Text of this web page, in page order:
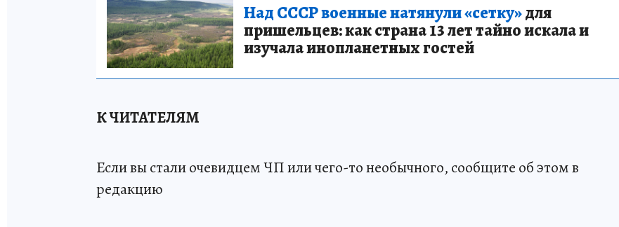
Над СССР военные натянули «сетку»для
пришельцев: как страна 13 лет тайно искала и
изучала инопланетных гостей
К ЧИТАТЕЛЯМ
Если вы стали очевидцем ЧП или чего-то необычного, сообщите об этом в
редакцию